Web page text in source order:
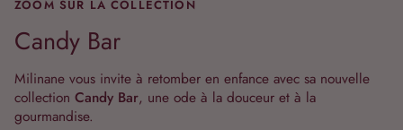
ZOOM SUR LA COLLECTION
Candy Bar
Milinane vous invite à retomber en enfance avec sa nouvelle
collection Candy Bar, une ode à la douceur et à la
gourmandise.